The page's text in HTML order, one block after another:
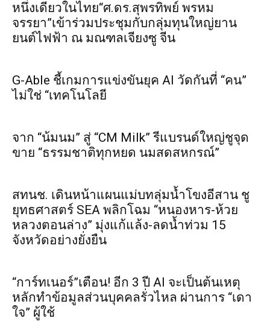
หนึ่งเดียวในไทย“ศ.ดร.สุพรทิพย์ พรหม
จรรยา”เข้าร่วมประชุมกับกลุ่มทุนใหญ่ยาน
ยนต์ไฟฟ้า ณ มณฑลเจียงซู จีน
G-Able ชี้เกมการแข่งขันยุค AI วัดกันที่ “คน”
ไม่ใช่ “เทคโนโลยี
จาก “น้มนม” สู่ “CM Milk” รีแบรนด์ใหญ่ชูจุด
ขาย “ธรรมชาติทุกหยด นมสดสหกรณ์”
สทนช. เดินหน้าแผนแม่บทลุ่มน้ำโขงอีสาน ชู
ยุทธศาสตร์ SEA พลิกโฉม “หนองหาร-ห้วย
หลวงตอนล่าง” มุ่งแก้แล้ง-ลดน้ำท่วม 15
จังหวัดอย่างยั่งยืน
“การ์ทเนอร์”เตือน! อีก 3 ปี AI จะเป็นต้นเหตุ
หลักทำข้อมูลส่วนบุคคลรั่วไหล ผ่านการ “เดา
ใจ” ผู้ใช้